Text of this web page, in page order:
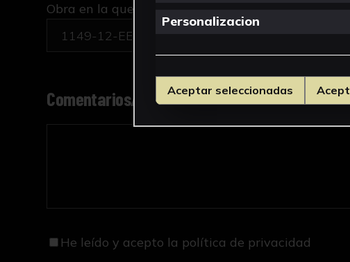
Obra en la que está interesado/a
1149-12-EECC-ESC/San Fulgencio
Comentarios/motivo de la solicitud *
He leído y acepto la política de privacidad
Personalizacion
Aceptar seleccionadas